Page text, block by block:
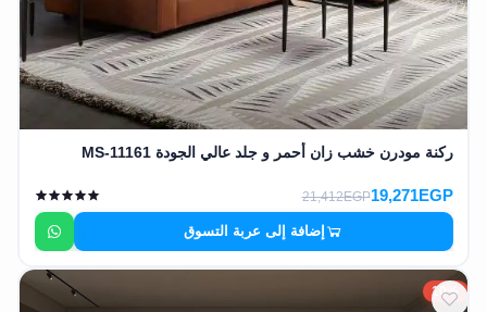
ركنة مودرن خشب زان أحمر و جلد عالي الجودة MS-11161
19,271EGP
21,412EGP
إضافة إلى عربة التسوق
10%